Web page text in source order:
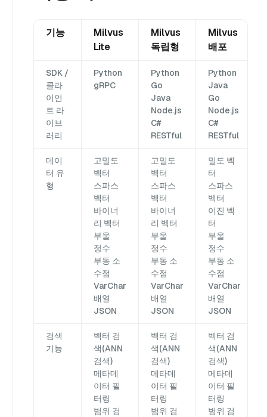
기능
Milvus
Lite
Milvus
독립형
Milvus
배포
SDK /
클라
이언
트 라
이브
러리
Python
gRPC
Python
Go
Java
Node.js
C#
RESTful
Python
Java
Go
Node.js
C#
RESTful
데이
터 유
형
고밀도
벡터
스파스
벡터
바이너
리 벡터
부울
정수
부동 소
수점
VarChar
배열
JSON
고밀도
벡터
스파스
벡터
바이너
리 벡터
부울
정수
부동 소
수점
VarChar
배열
JSON
밀도 벡
터
스파스
벡터
이진 벡
터
부울
정수
부동 소
수점
VarChar
배열
JSON
검색
기능
벡터 검
색(ANN
검색)
메타데
이터 필
터링
범위 검
벡터 검
색(ANN
검색)
메타데
이터 필
터링
범위 검
벡터 검
색(ANN
검색)
메타데
이터 필
터링
범위 검